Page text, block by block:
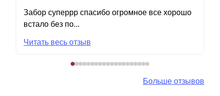
Забор суперрр спасибо огромное все хорошо
встало без по...
Читать весь отзыв
Больше отзывов